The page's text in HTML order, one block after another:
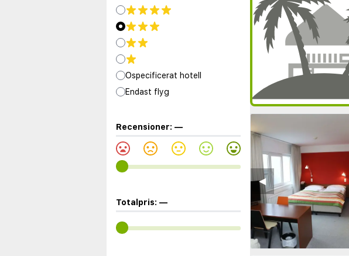
Ospecificerat hotell
Endast flyg
Recensioner: —
Totalpris: —
◀︎